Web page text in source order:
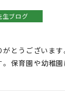
生ブログ
とうございます
保育園や幼稚園